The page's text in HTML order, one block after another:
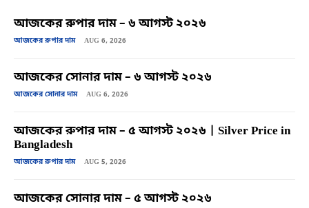
আজকের রুপার দাম – ৬ আগস্ট ২০২৬
আজকের রুপার দাম AUG 6, 2026
আজকের সোনার দাম – ৬ আগস্ট ২০২৬
আজকের সোনার দাম AUG 6, 2026
আজকের রুপার দাম – ৫ আগস্ট ২০২৬ | Silver Price in
Bangladesh
আজকের রুপার দাম AUG 5, 2026
আজকের সোনার দাম – ৫ আগস্ট ২০২৬